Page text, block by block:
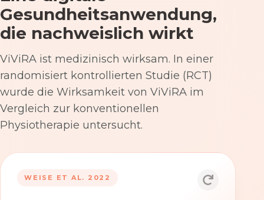
Gesundheitsanwendung,
die nachweislich wirkt
ViViRA ist medizinisch wirksam. In einer
randomisiert kontrollierten Studie (RCT)
wurde die Wirksamkeit von ViViRA im
Vergleich zur konventionellen
Physiotherapie untersucht.
WEISE ET AL. 202253% nach 12 Wochen